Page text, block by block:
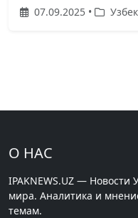
07.09.2025 •
О НАС
IPAKNEWS.UZ — Новости
мира. Аналитика и
темам.